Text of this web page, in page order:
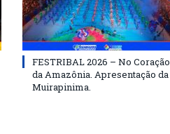
FESTRIBAL 2026 – No Coração
da Amazônia. Apresentação da
Muirapinima.